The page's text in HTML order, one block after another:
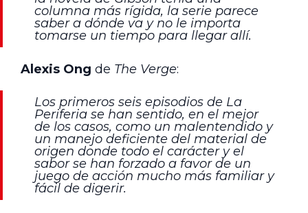
columna más rígida, la serie parece
saber a dónde va y no le importa
tomarse un tiempo para llegar allí.
Alexis Ong de The Verge:
Los primeros seis episodios de La
Periferia se han sentido, en el mejor
de los casos, como un malentendido y
un manejo deficiente del material de
origen donde todo el carácter y el
sabor se han forzado a favor de un
juego de acción mucho más familiar y
fácil de digerir.